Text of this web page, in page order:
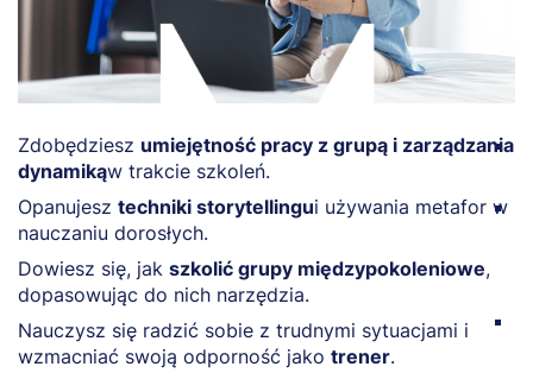
Zdobędziesz umiejętność pracy z grupą i zarządzania
dynamikąw trakcie szkoleń.
Opanujesz techniki storytellingui używania metafor w
nauczaniu dorosłych.
Dowiesz się, jak szkolić grupy międzypokoleniowe,
dopasowując do nich narzędzia.
Nauczysz się radzić sobie z trudnymi sytuacjami i
wzmacniać swoją odporność jako trener.